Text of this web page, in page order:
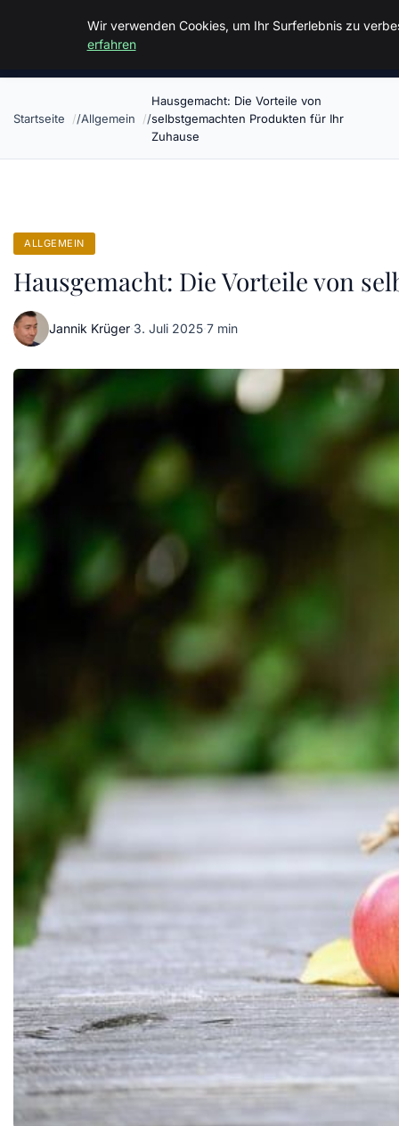
Malzminden
Startseite Allgemein
Hausgemacht: Die Vorteile von
selbstgemachten Produkten für Ihr
Zuhause
ALLGEMEIN
Hausgemacht: Die Vorteile von
Jannik Krüger·3. Juli 2025·7 min
Wir verwenden Cookies, um Ihr Surferlebnis zu
erfahren